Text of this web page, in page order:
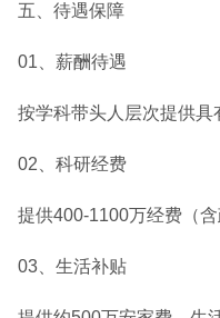
五、待遇保障
01、薪酬待遇
按学科带头人层次提供具
02、科研经费
提供400-1100万经费（含
03、生活补贴